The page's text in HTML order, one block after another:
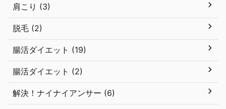
肩こり (3)
脱毛 (2)
腸活ダイエット (19)
腸活ダイエット (2)
解決！ナイナイアンサー (6)